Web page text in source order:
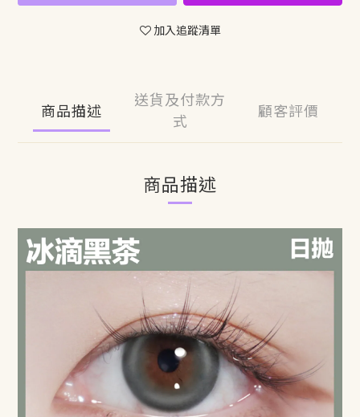
加入追蹤清單
商品描述
送貨及付款方
式
顧客評價
商品描述